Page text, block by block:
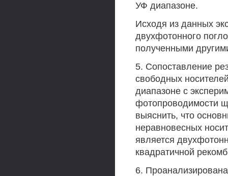
УФ диапазоне.
Исходя из данных
двухфотонного
полученными
5. Сопоставление
свободных
диапазоне с
фотопроводимости
выяснить, что
неравновесных
является
квадратичной
6.